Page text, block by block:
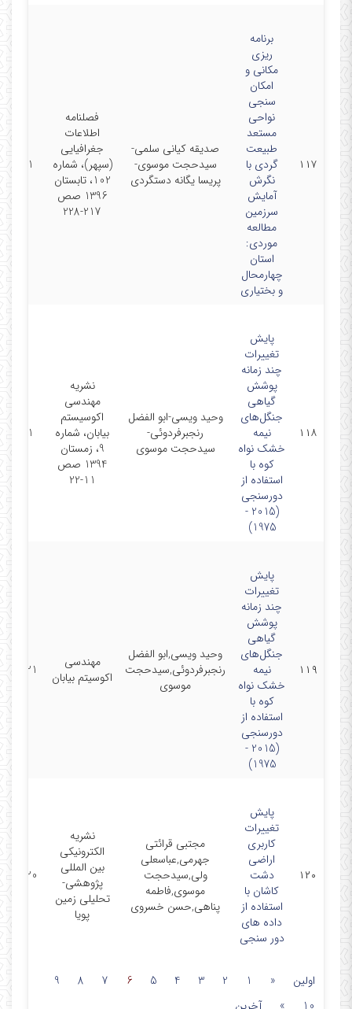
۱۱۷
برنامه
ریزی
مکانی و
امکان
سنجی
نواحی
مستعد
طبیعت
گردی با
نگرش
آمایش
سرزمین
مطالعه
موردی:
استان
چهارمحال
و بختیاری
صدیقه کیانی سلمی-
سیدحجت موسوی-
پریسا یگانه دستگردی
فصلنامه
اطلاعات
جغرافیایی
(سپهر)، شماره
102، تابستان
1396 صص
217-228
9-01
۱۱۸
پایش
تغییرات
چند زمانه
پوشش
گیاهی
جنگل‌های
نیمه
خشک نواه
کوه با
استفاده از
دورسنجی
(2015 -
1975)
وحید ویسی-ابو الفضل
رنجبرفردوئی-
سیدحجت موسوی
نشریه
مهندسی
اکوسیستم
بیابان، شماره
9، زمستان
1394 صص
11-22
3-01
۱۱۹
پایش
تغییرات
چند زمانه
پوشش
گیاهی
جنگل‌های
نیمه
خشک نواه
کوه با
استفاده از
دورسنجی
(2015 -
1975)
وحید ویسی,ابو الفضل
رنجبرفردوئی,سیدحجت
موسوی
مهندسی
اکوسیتم بیابان
12/21
۱۲۰
پایش
تغییرات
کاربری
اراضی
دشت
کاشان با
استفاده از
داده های
دور سنجی
مجتبی قرائتی
جهرمی,عباسعلی
ولی,سیدحجت
موسوی,فاطمه
پناهی,حسن خسروی
نشریه
الکترونیکی
بین المللی
پژوهشی-
تحلیلی زمین
پویا
09/20
اولین «
1
2
3
4
5
6
7
8
9